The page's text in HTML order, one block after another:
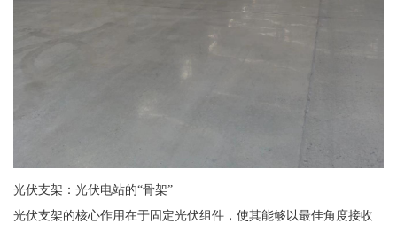
光伏支架：光伏电站的“骨架”
光伏支架的核心作用在于固定光伏组件，使其能够以最佳角度接收